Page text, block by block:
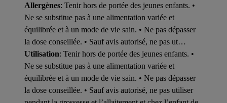
Allergènes: Tenir hors de portée des jeunes enfants. •
Ne se substitue pas à une alimentation variée et
équilibrée et à un mode de vie sain. • Ne pas dépasser
la dose conseillée. • Sauf avis autorisé, ne pas ut…
Utilisation: Tenir hors de portée des jeunes enfants. •
Ne se substitue pas à une alimentation variée et
équilibrée et à un mode de vie sain. • Ne pas dépasser
la dose conseillée. • Sauf avis autorisé, ne pas utiliser